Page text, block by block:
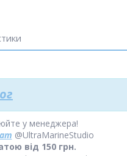
у менеджера!
@UltraMarineStudio
від 150 грн.